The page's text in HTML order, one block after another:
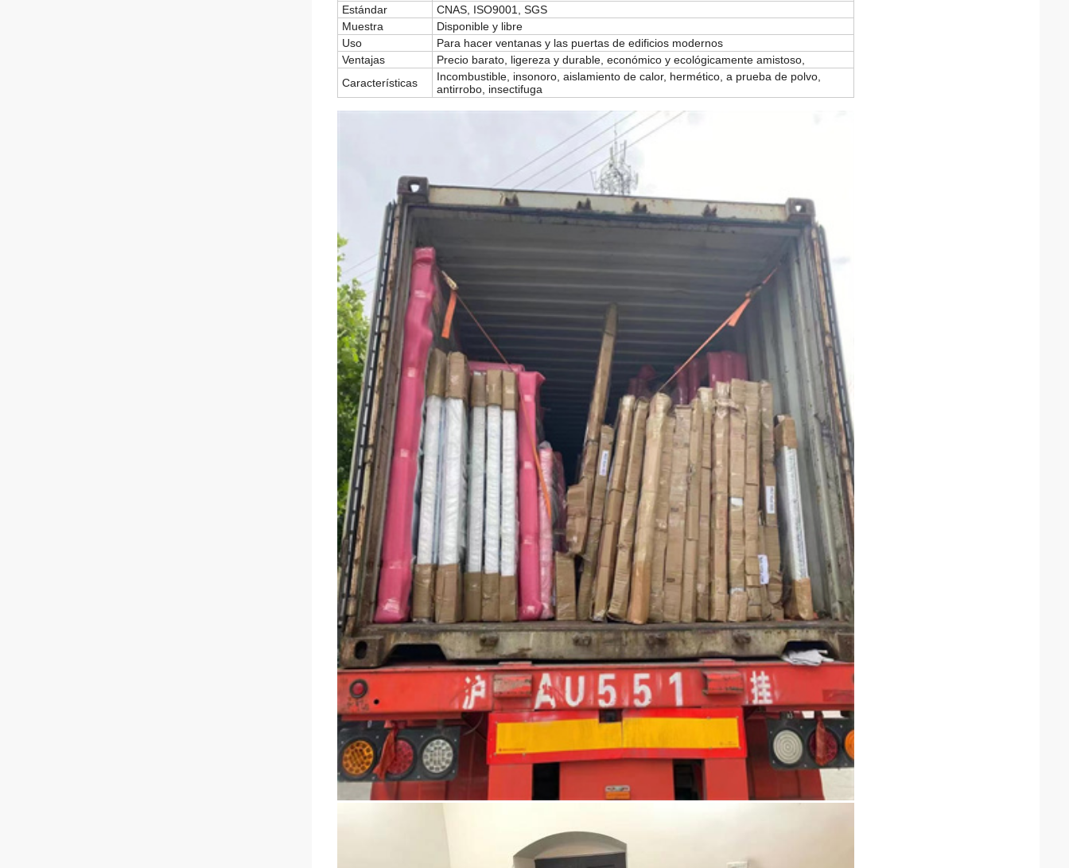
Estándar
CNAS, ISO9001, SGS
Muestra
Disponible y libre
Uso
Para hacer ventanas y las puertas de edificios modernos
Ventajas
Precio barato, ligereza y durable, económico y ecológicamente amistoso,
Características
Incombustible, insonoro, aislamiento de calor, hermético, a prueba de polvo,
antirrobo, insectifuga